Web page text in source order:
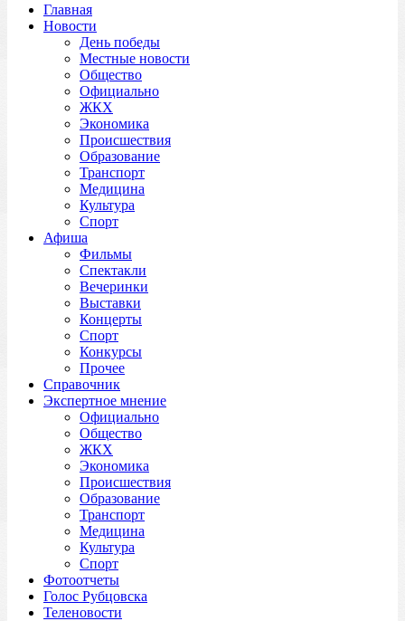
Главная
Новости
День победы
Местные новости
Общество
Официально
ЖКХ
Экономика
Происшествия
Образование
Транспорт
Медицина
Культура
Спорт
Афиша
Фильмы
Спектакли
Вечеринки
Выставки
Концерты
Спорт
Конкурсы
Прочее
Справочник
Экспертное мнение
Официально
Общество
ЖКХ
Экономика
Происшествия
Образование
Транспорт
Медицина
Культура
Спорт
Фотоотчеты
Голос Рубцовска
Теленовости